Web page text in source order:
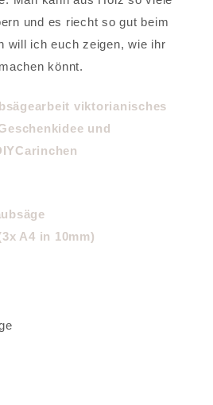
und es riecht so gut beim
will ich euch zeigen, wie ihr
könnt.
A4 in 10mm)